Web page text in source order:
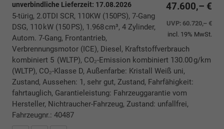
47.600,– €
UVP: 60.720,– €
incl. 19% MwSt.
unverbindliche Lieferzeit: 17.08.2026
5-türig, 2.0TDI SCR, 110KW (150PS), 7-Gang
DSG, 110 kW (150 PS), 1.968 cm³, 4 Zylinder,
Autom. 7-Gang, Frontantrieb,
Verbrennungsmotor (ICE), Diesel, Kraftstoffverbrauch
kombiniert 5 (WLTP), CO₂-Emission kombiniert 130.00 g/km
(WLTP), CO₂-Klasse D, Außenfarbe: Kristall Weiß uni,
Zustand, Aussehen: 1, sehr gut, Zustand, Fahrfähigkeit:
fahrtauglich, Garantieleistung: Fahrzeuggarantie vom
Hersteller, Nichtraucher-Fahrzeug, Zustand: unfallfrei,
Fahrzeugnr.: 40487